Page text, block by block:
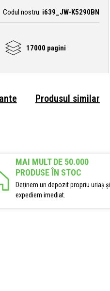
Codul nostru: i639_JW-K5290BN
17000 pagini
Produsul similar
MAI MULT DE 50.000
PRODUSE ÎN STOC
Deținem un depozit propriu uriaș și
expediem imediat.